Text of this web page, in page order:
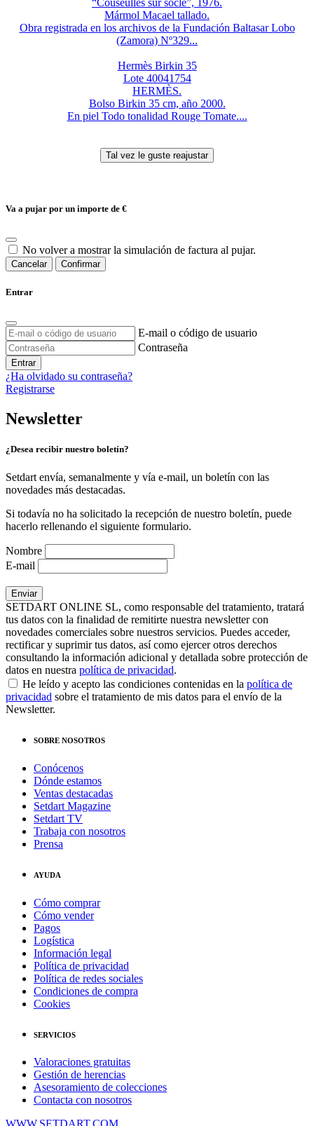
Mármol Macael tallado.
Obra registrada en los archivos de la Fundación Baltasar Lobo
(Zamora) Nº329...
Hermès Birkin 35
Lote 40041754
HERMÈS.
Bolso Birkin 35 cm, año 2000.
En piel Todo tonalidad Rouge Tomate....
Va a pujar por un importe de €
No volver a mostrar la simulación de factura al pujar.
Cancelar Confirmar
Entrar
E-mail o código de usuario
Contraseña
Entrar
¿Ha olvidado su contraseña?
Registrarse
Newsletter
¿Desea recibir nuestro boletín?
Setdart envía, semanalmente y vía e-mail, un boletín con las
novedades más destacadas.
Si todavía no ha solicitado la recepción de nuestro boletín, puede
hacerlo rellenando el siguiente formulario.
Nombre
E-mail
SETDART ONLINE SL, como responsable del tratamiento, tratará
tus datos con la finalidad de remitirte nuestra newsletter con
novedades comerciales sobre nuestros servicios. Puedes acceder,
rectificar y suprimir tus datos, así como ejercer otros derechos
consultando la información adicional y detallada sobre protección de
datos en nuestra política de privacidad.
He leído y acepto las condiciones contenidas en la política de
privacidad sobre el tratamiento de mis datos para el envío de la
Newsletter.
SOBRE NOSOTROS
Conócenos
Dónde estamos
Ventas destacadas
Setdart Magazine
Setdart TV
Trabaja con nosotros
Prensa
AYUDA
Cómo comprar
Cómo vender
Pagos
Logística
Información legal
Política de privacidad
Política de redes sociales
Condiciones de compra
Cookies
SERVICIOS
Valoraciones gratuitas
Gestión de herencias
Asesoramiento de colecciones
Contacta con nosotros